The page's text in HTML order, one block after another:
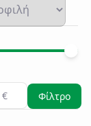
Φίλτρο